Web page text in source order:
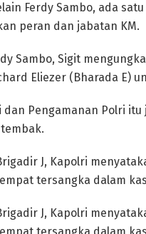
Ferdy Sambo, ada
peran dan jabatan KM.
Sambo, Sigit
Eliezer (Bharada E)
dan Pengamanan Polri
J, Kapolri
tersangka dalam
J, Kapolri